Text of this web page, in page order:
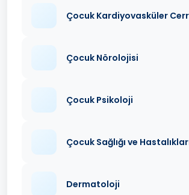
Çocuk Kardiyovasküler
Çocuk Nörolojisi
Çocuk Psikoloji
Çocuk Sağlığı ve
Dermatoloji